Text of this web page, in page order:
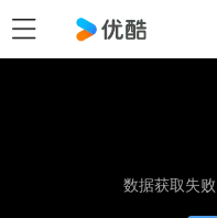
数据获取失